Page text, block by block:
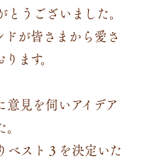
うございました。
が皆さまから愛さ
ます。
見を伺いアイデア
ベスト３を決定いた